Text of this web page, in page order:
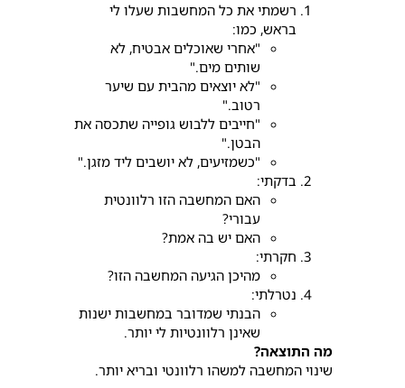
רשמתי את כל המחשבות שעלו לי
בראש, כמו:
"אחרי שאוכלים אבטיח, לא
שותים מים."
"לא יוצאים מהבית עם שיער
רטוב."
"חייבים ללבוש גופייה שתכסה את
הבטן."
"כשמזיעים, לא יושבים ליד מזגן."
בדקתי:
האם המחשבה הזו רלוונטית
עבורי?
האם יש בה אמת?
חקרתי:
מהיכן הגיעה המחשבה הזו?
נטרלתי:
הבנתי שמדובר במחשבות ישנות
שאינן רלוונטיות לי יותר.
מה התוצאה?
שינוי המחשבה למשהו רלוונטי ובריא יותר.